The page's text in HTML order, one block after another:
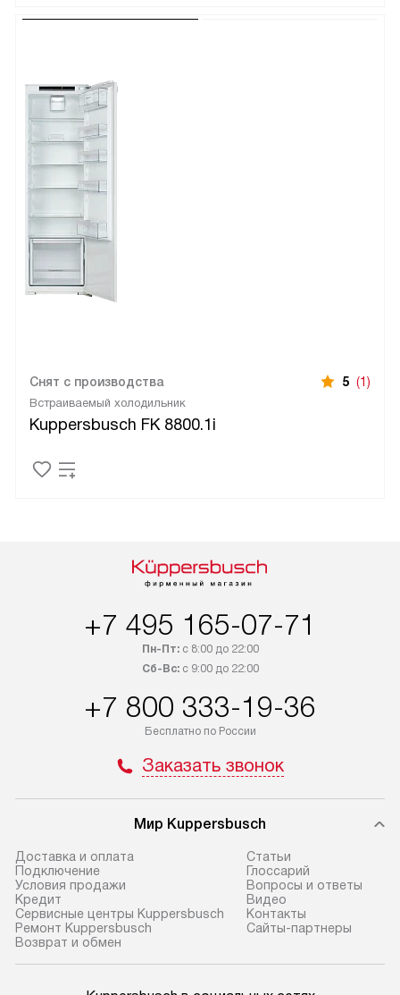
Встраиваемый холодильник
Kuppersbusch FK 8800.1i
Снят с производства 5 (1)
+7 495 165-07-71
Пн-Пт:с 8:00 до 22:00
Сб-Вс:с 9:00 до 22:00
+7 800 333-19-36
Бесплатно по России
Заказать звонок
Мир Kuppersbusch
Доставка и оплата
Подключение
Условия продажи
Кредит
Сервисные центры Kuppersbusch
Ремонт Kuppersbusch
Возврат и обмен
Cтатьи
Глоссарий
Вопросы и ответы
Видео
Контакты
Сайты-партнеры